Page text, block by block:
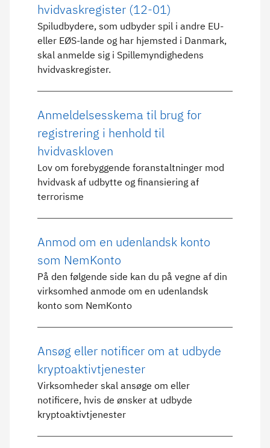
hvidvaskregister (12-01)
Spiludbydere, som udbyder spil i andre EU-
eller EØS-lande og har hjemsted i Danmark,
skal anmelde sig i Spillemyndighedens
hvidvaskregister.
Anmeldelsesskema til brug for
registrering i henhold til
hvidvaskloven
Lov om forebyggende foranstaltninger mod
hvidvask af udbytte og finansiering af
terrorisme
Anmod om en udenlandsk konto
som NemKonto
På den følgende side kan du på vegne af din
virksomhed anmode om en udenlandsk
konto som NemKonto
Ansøg eller notificer om at udbyde
kryptoaktivtjenester
Virksomheder skal ansøge om eller
notificere, hvis de ønsker at udbyde
kryptoaktivtjenester